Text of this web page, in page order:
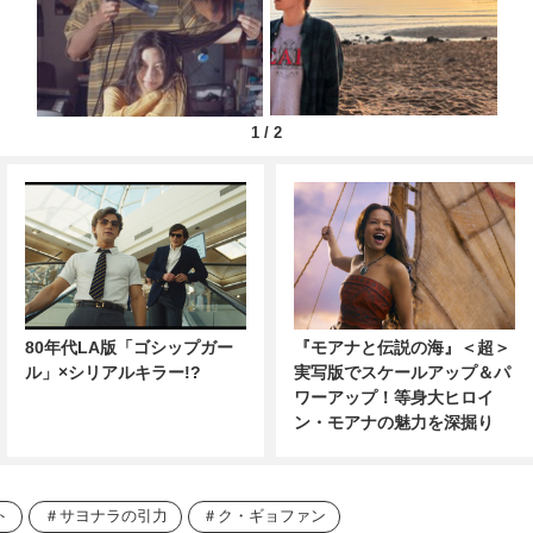
1 / 2
80年代LA版「ゴシップガー
ル」×シリアルキラー!?
『モアナと伝説の海』＜超＞
実写版でスケールアップ＆パ
ワーアップ！等身大ヒロイ
ン・モアナの魅力を深掘り
サヨナラの引力 ク・ギョファン